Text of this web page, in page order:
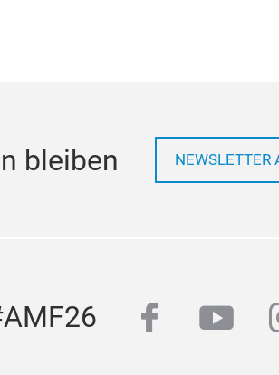
bleiben NEWSLETTER
facebook